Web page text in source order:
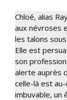
Chloé, alias
aux névroses
les talons
Elle est
son
alerte auprès
celle-là est
imbuvable, un